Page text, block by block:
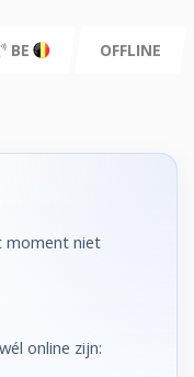
BE OFFLINE
moment niet
online zijn: